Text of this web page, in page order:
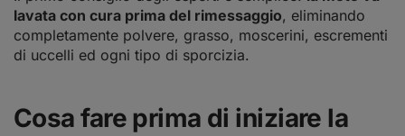
lavata con cura prima del rimessaggio, eliminando
completamente polvere, grasso, moscerini, escrementi
di uccelli ed ogni tipo di sporcizia.
Cosa fare prima di iniziare la